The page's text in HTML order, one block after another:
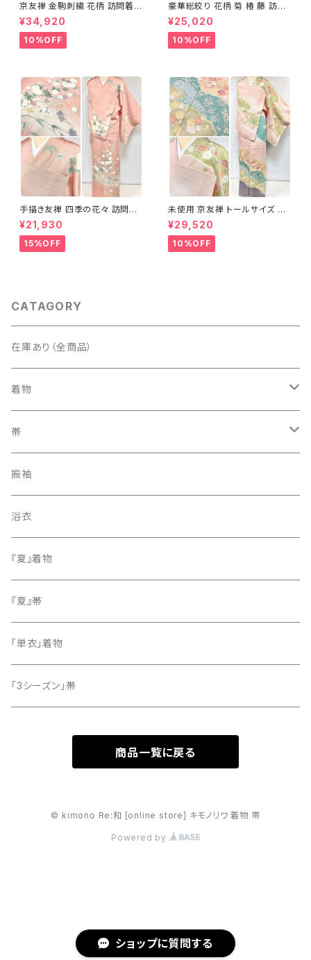
ショップに質問する
京友禅 金駒刺繍 花柄 訪問着
正絹 水色 黄緑 パステルカラー
アイスグリーン 1433
¥34,920
10%OFF
豪華総絞り 花柄 菊 椿 藤 訪問
着 鹿の子絞り ラメ 正絹 黒 白
グレー 1435
¥25,020
10%OFF
手描き友禅 四季の花々 訪問着
袷 正絹 サーモンピンク クリー
ム 白 桃花色 1434
¥21,930
15%OFF
未使用 京友禅 トールサイズ 染
め分け 金彩 訪問着 袷 正絹 ピ
ンク 黄緑 紫 黄色 1438
¥29,520
10%OFF
CATAGORY
在庫あり（全商品）
着物
訪問着・付下げ
紬
色無地
小紋
留袖
帯
袋帯
名古屋帯
振袖
浴衣
『夏』着物
『夏』帯
「単衣」着物
「3シーズン」帯
商品一覧に戻る
© kimono Re:和 [online store] キモノリワ 着物 帯
Powered by